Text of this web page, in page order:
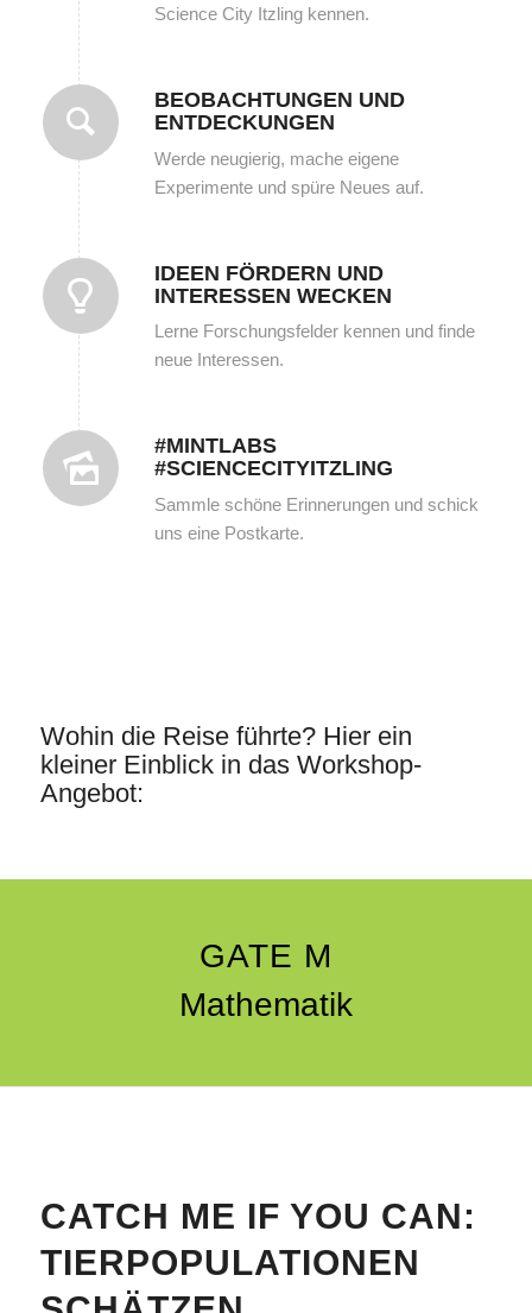
Science City Itzling kennen.
BEOBACHTUNGEN UND
ENTDECKUNGEN
Werde neugierig, mache eigene
Experimente und spüre Neues auf.
IDEEN FÖRDERN UND
INTERESSEN WECKEN
Lerne Forschungsfelder kennen und finde
neue Interessen.
#MINTLABS
#SCIENCECITYITZLING
Sammle schöne Erinnerungen und schick
uns eine Postkarte.
Wohin die Reise führte? Hier ein
kleiner Einblick in das Workshop-
Angebot:
GATE M
Mathematik
CATCH ME IF YOU CAN:
TIERPOPULATIONEN